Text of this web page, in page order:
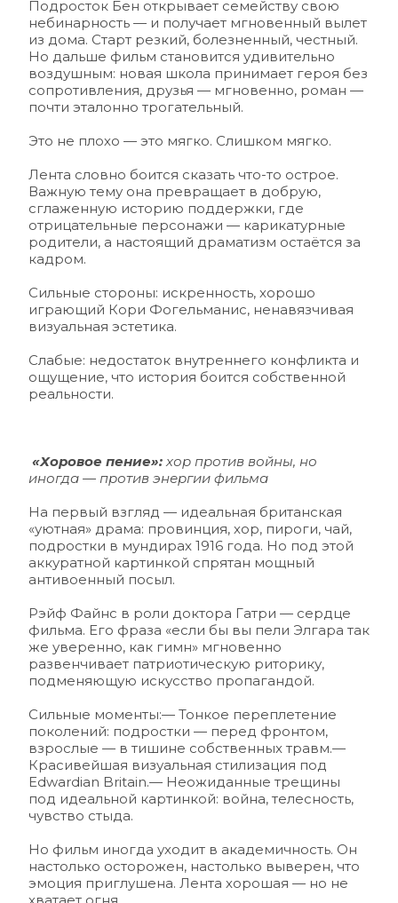
Подросток Бен открывает семейству свою
небинарность — и получает мгновенный вылет
из дома. Старт резкий, болезненный, честный.
Но дальше фильм становится удивительно
воздушным: новая школа принимает героя без
сопротивления, друзья — мгновенно, роман —
почти эталонно трогательный.
Это не плохо — это мягко. Слишком мягко.
Лента словно боится сказать что-то острое.
Важную тему она превращает в добрую,
сглаженную историю поддержки, где
отрицательные персонажи — карикатурные
родители, а настоящий драматизм остаётся за
кадром.
Сильные стороны: искренность, хорошо
играющий Кори Фогельманис, ненавязчивая
визуальная эстетика.
Слабые: недостаток внутреннего конфликта и
ощущение, что история боится собственной
реальности.
«Хоровое пение»: хор против войны, но
иногда — против энергии фильма
На первый взгляд — идеальная британская
«уютная» драма: провинция, хор, пироги, чай,
подростки в мундирах 1916 года. Но под этой
аккуратной картинкой спрятан мощный
антивоенный посыл.
Рэйф Файнс в роли доктора Гатри — сердце
фильма. Его фраза «если бы вы пели Элгара так
же уверенно, как гимн» мгновенно
развенчивает патриотическую риторику,
подменяющую искусство пропагандой.
Сильные моменты:— Тонкое переплетение
поколений: подростки — перед фронтом,
взрослые — в тишине собственных травм.—
Красивейшая визуальная стилизация под
Edwardian Britain.— Неожиданные трещины
под идеальной картинкой: война, телесность,
чувство стыда.
Но фильм иногда уходит в академичность. Он
настолько осторожен, настолько выверен, что
эмоция приглушена. Лента хорошая — но не